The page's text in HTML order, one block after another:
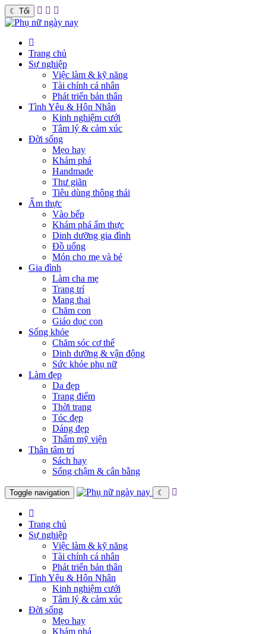
☾ Tối
Trang chủ
Sự nghiệp
Việc làm & kỹ năng
Tài chính cá nhân
Phát triển bản thân
Tình Yêu & Hôn Nhân
Kinh nghiệm cưới
Tâm lý & cảm xúc
Đời sống
Mẹo hay
Khám phá
Handmade
Thư giãn
Tiêu dùng thông thái
Ẩm thực
Vào bếp
Khám phá ẩm thực
Dinh dưỡng gia đình
Đồ uống
Món cho mẹ và bé
Gia đình
Làm cha mẹ
Trang trí
Mang thai
Chăm con
Giáo dục con
Sống khỏe
Chăm sóc cơ thể
Dinh dưỡng & vận động
Sức khỏe phụ nữ
Làm đẹp
Da đẹp
Trang điểm
Thời trang
Tóc đẹp
Dáng đẹp
Thẩm mỹ viện
Thân tâm trí
Sách hay
Sống chậm & cân bằng
Toggle navigation ☾
Trang chủ
Sự nghiệp
Việc làm & kỹ năng
Tài chính cá nhân
Phát triển bản thân
Tình Yêu & Hôn Nhân
Kinh nghiệm cưới
Tâm lý & cảm xúc
Đời sống
Mẹo hay
Khám phá